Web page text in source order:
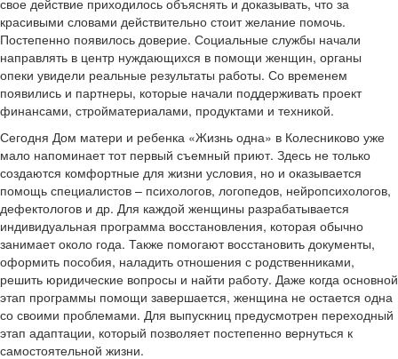
красивыми словами действительно стоит желание помочь.
Постепенно появилось доверие. Социальные службы начали
направлять в центр нуждающихся в помощи женщин, органы
опеки увидели реальные результаты работы. Со временем
появились и партнеры, которые начали поддерживать проект
финансами, стройматериалами, продуктами и техникой.
Сегодня Дом матери и ребенка «Жизнь одна» в Колесниково уже
мало напоминает тот первый съемный приют. Здесь не только
создаются комфортные для жизни условия, но и оказывается
помощь специалистов – психологов, логопедов, нейропсихологов,
дефектологов и др. Для каждой женщины разрабатывается
индивидуальная программа восстановления, которая обычно
занимает около года. Также помогают восстановить документы,
оформить пособия, наладить отношения с родственниками,
решить юридические вопросы и найти работу. Даже когда основной
этап программы помощи завершается, женщина не остается одна
со своими проблемами. Для выпускниц предусмотрен переходный
этап адаптации, который позволяет постепенно вернуться к
самостоятельной жизни.